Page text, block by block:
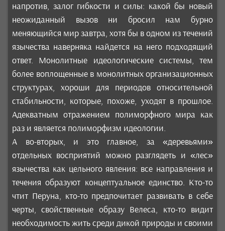
напротив, залог гибкости и силы: какой бы новый
неожиданный вызов ни бросил нам бурно
меняющийся мир завтра, хотя бы в одном из течений
язычества наверняка найдется на него подходящий
ответ. Монолитные идеологические системы, тем
более воплощенные в монолитных организационных
структурах, хороши для периодов относительной
стабильности, которые, похоже, уходят в прошлое.
Адекватным отражением полиморфного мира как
раз и является полиморфизм идеологии.
А во-вторых, и это главное, за «деревьями»
отдельных восприятий можно разглядеть и «лес»
язычества как цельного явления: все направления и
течения образуют концептуальное единство. Кто-то
чтит Перуна, кто-то предпочитает развивать в себе
черты, свойственные образу Велеса, кто-то видит
необходимость жить среди дикой природы и своими